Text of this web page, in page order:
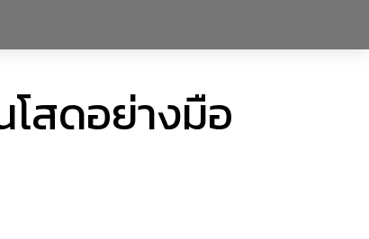
สดอย่างมือ